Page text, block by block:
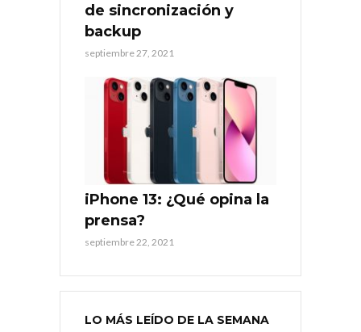
de sincronización y
backup
septiembre 27, 2021
iPhone 13: ¿Qué opina la
prensa?
septiembre 22, 2021
LO MÁS LEÍDO DE LA SEMANA